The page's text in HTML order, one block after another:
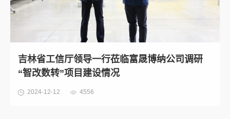
吉林省工信厅领导一行莅临富晟博纳公司调研
“智改数转”项目建设情况
2024-12-12 4556